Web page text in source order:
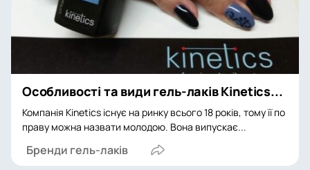
Особливості та види гель-лаків Kinetics...
Компанія Kinetics існує на ринку всього 18 років, тому її по
праву можна назвати молодою. Вона випускає...
Бренди гель-лаків